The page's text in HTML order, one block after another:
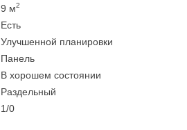
9 м2
Есть
Улучшенной планировки
Панель
В хорошем состоянии
Раздельный
1/0